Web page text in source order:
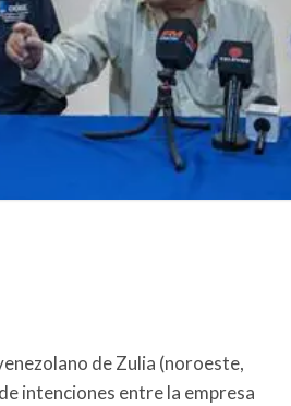
de Zulia (noroeste,
intenciones entre la empresa